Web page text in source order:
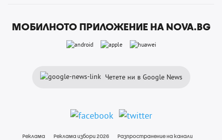
МОБИЛНОТО ПРИЛОЖЕНИЕ НА NOVA.BG
Четете ни в Google News
Реклама Реклама избори 2026 Разпространение на канали